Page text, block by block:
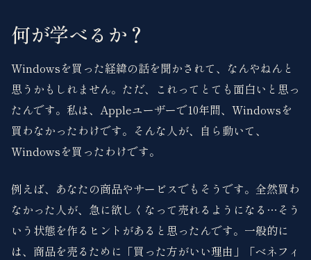
何が学べるか？
Windowsを買った経緯の話を聞かされて、なんやねんと
思うかもしれません。ただ、これってとても面白いと思っ
たんです。私は、Appleユーザーで10年間、Windowsを
買わなかったわけです。そんな人が、自ら動いて、
Windowsを買ったわけです。
例えば、あなたの商品やサービスでもそうです。全然買わ
なかった人が、急に欲しくなって売れるようになる…そう
いう状態を作るヒントがあると思ったんです。一般的に
は、商品を売るために「買った方がいい理由」「ベネフィ